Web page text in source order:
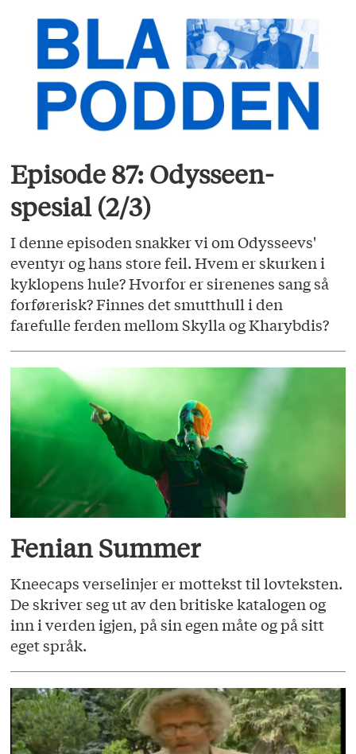
Episode 87: Odysseen-
spesial (2/3)
I denne episoden snakker vi om Odysseevs'
eventyr og hans store feil. Hvem er skurken i
kyklopens hule? Hvorfor er sirenenes sang så
forførerisk? Finnes det smutthull i den
farefulle ferden mellom Skylla og Kharybdis?
Fenian Summer
Kneecaps verselinjer er mottekst til lovteksten.
De skriver seg ut av den britiske katalogen og
inn i verden igjen, på sin egen måte og på sitt
eget språk.